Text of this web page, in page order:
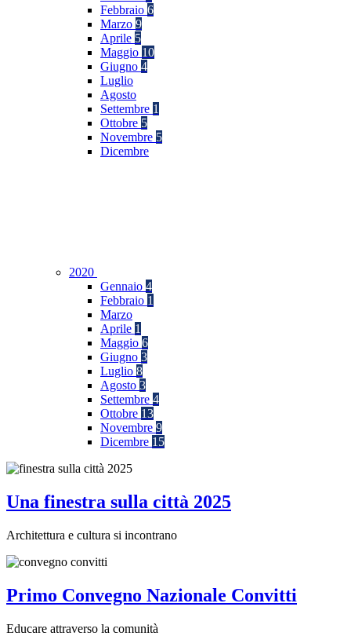
Febbraio 6
Marzo 9
Aprile 5
Maggio 10
Giugno 4
Luglio
Agosto
Settembre 1
Ottobre 5
Novembre 5
Dicembre
2020
Gennaio 4
Febbraio 1
Marzo
Aprile 1
Maggio 6
Giugno 3
Luglio 8
Agosto 3
Settembre 4
Ottobre 13
Novembre 9
Dicembre 15
Una finestra sulla città 2025
Architettura e cultura si incontrano
Primo Convegno Nazionale Convitti
Educare attraverso la comunità